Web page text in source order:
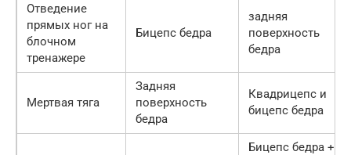
Отведение
прямых ног на
блочном
тренажере
Бицепс бедра
задняя
поверхность
бедра
Мертвая тяга
Задняя
поверхность
бедра
Квадрицепс и
бицепс бедра
Бицепс бедра +